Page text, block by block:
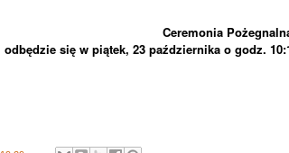
Ceremonia
odbędzie się w piątek, 23 października o godz.